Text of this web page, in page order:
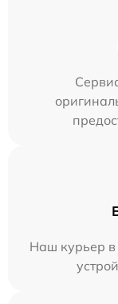
Наш курьер в